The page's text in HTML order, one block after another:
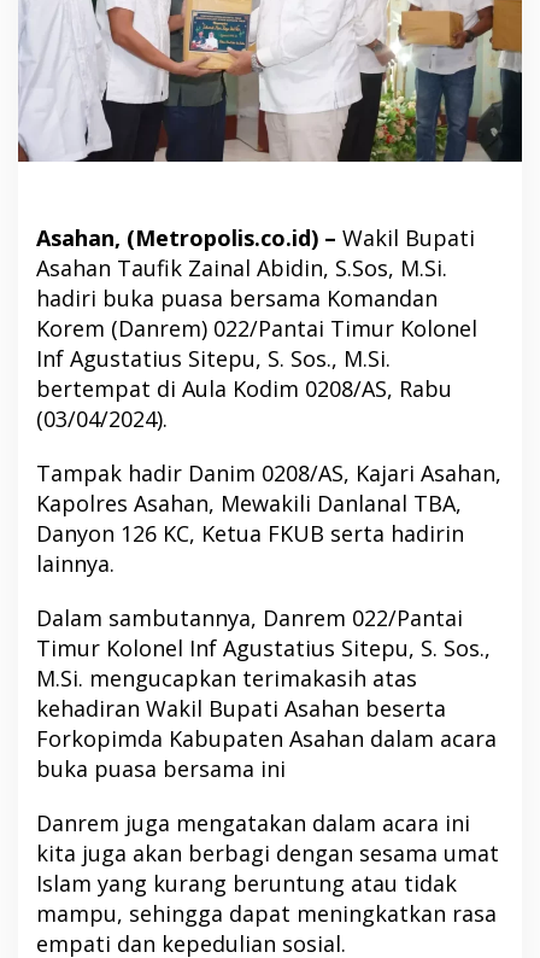
Asahan, (Metropolis.co.id) – Wakil Bupati
Asahan Taufik Zainal Abidin, S.Sos, M.Si.
hadiri buka puasa bersama Komandan
Korem (Danrem) 022/Pantai Timur Kolonel
Inf Agustatius Sitepu, S. Sos., M.Si.
bertempat di Aula Kodim 0208/AS, Rabu
(03/04/2024).
Tampak hadir Danim 0208/AS, Kajari Asahan,
Kapolres Asahan, Mewakili Danlanal TBA,
Danyon 126 KC, Ketua FKUB serta hadirin
lainnya.
Dalam sambutannya, Danrem 022/Pantai
Timur Kolonel Inf Agustatius Sitepu, S. Sos.,
M.Si. mengucapkan terimakasih atas
kehadiran Wakil Bupati Asahan beserta
Forkopimda Kabupaten Asahan dalam acara
buka puasa bersama ini
Danrem juga mengatakan dalam acara ini
kita juga akan berbagi dengan sesama umat
Islam yang kurang beruntung atau tidak
mampu, sehingga dapat meningkatkan rasa
empati dan kepedulian sosial.